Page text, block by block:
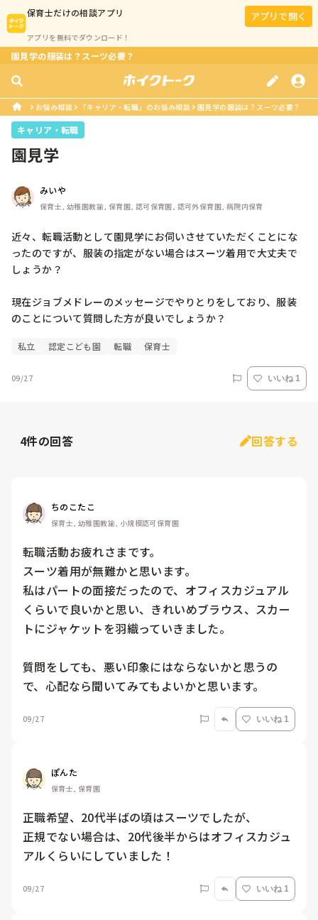
保育士だけの相談アプリ
アプリを無料でダウンロード！
アプリで開く
園見学の服装は？スーツ必要？
お悩み相談 「キャリア・転職」のお悩み相談 園見学の服装は？スーツ必要？
キャリア・転職
園見学
みいや
保育士, 幼稚園教諭, 保育園, 認可保育園, 認可外保育園, 病院内保育
近々、転職活動として園見学にお伺いさせていただくことにな
ったのですが、服装の指定がない場合はスーツ着用で大丈夫で
しょうか？
現在ジョブメドレーのメッセージでやりとりをしており、服装
私立 認定こども園 転職 保育士
09/27 いいね 1
4件の回答 回答する
ちのこたこ
保育士, 幼稚園教諭, 小規模認可保育園
転職活動お疲れさまです。
スーツ着用が無難かと思います。
私はパートの面接だったので、オフィスカジュアル
くらいで良いかと思い、きれいめブラウス、スカー
トにジャケットを羽織っていきました。
質問をしても、悪い印象にはならないかと思うの
で、心配なら聞いてみてもよいかと思います。
09/27 いいね 1
ぽんた
保育士, 保育園
正職希望、20代半ばの頃はスーツでしたが、
正規でない場合は、20代後半からはオフィスカジュ
アルくらいにしていました！
09/27 いいね 1